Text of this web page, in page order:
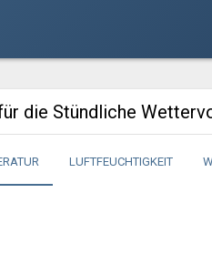
die Stündliche
LUFTFEUCHTIGKEIT